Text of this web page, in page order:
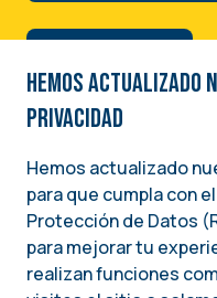
Image
Una iniciativa del
INSTITUTO NACIONAL
Hemos
privacidad
Hemos actualizado
para que cumpla con
Protección de Datos
para mejorar tu
realizan funciones